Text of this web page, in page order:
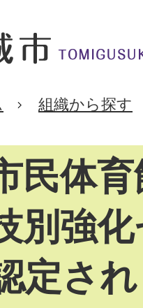
組織から探す
民体
別強
定さ